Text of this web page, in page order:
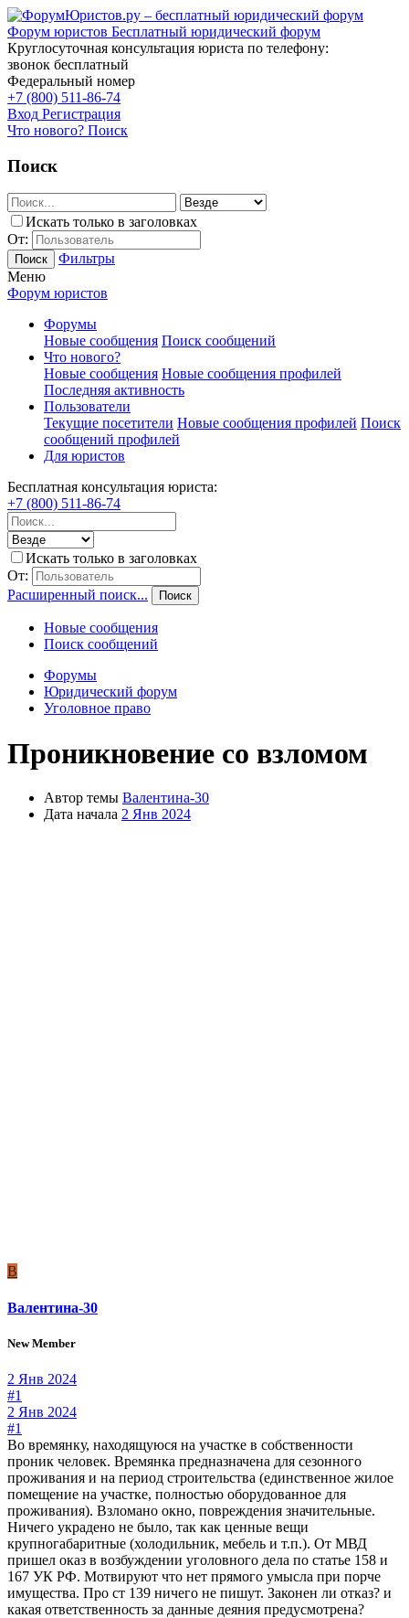
Форум юристов Бесплатный юридический форум
Круглосуточная консультация юриста по телефону:
звонок бесплатный
Федеральный номер
+7 (800) 511-86-74
Вход Регистрация
Что нового? Поиск
Поиск
Искать только в заголовках
От:
Поиск
Фильтры
Меню
Форум юристов
Форумы
Новые сообщения Поиск сообщений
Что нового?
Новые сообщения Новые сообщения профилей
Последняя активность
Пользователи
Текущие посетители Новые сообщения профилей Поиск
сообщений профилей
Для юристов
Бесплатная консультация юриста:
+7 (800) 511-86-74
Искать только в заголовках
От:
Расширенный поиск...
Поиск
Новые сообщения
Поиск сообщений
Форумы
Юридический форум
Уголовное право
Проникновение со взломом
Автор темы Валентина-30
Дата начала 2 Янв 2024
В
Валентина-30
New Member
2 Янв 2024
#1
2 Янв 2024
#1
Во времянку, находящуюся на участке в собственности
проник человек. Времянка предназначена для сезонного
проживания и на период строительства (единственное жилое
помещение на участке, полностью оборудованное для
проживания). Взломано окно, повреждения значительные.
Ничего украдено не было, так как ценные вещи
крупногабаритные (холодильник, мебель и т.п.). От МВД
пришел оказ в возбуждении уголовного дела по статье 158 и
167 УК РФ. Мотвируют что нет прямого умысла при порче
имущества. Про ст 139 ничего не пишут. Законен ли отказ? и
какая ответственность за данные деяния предусмотрена?